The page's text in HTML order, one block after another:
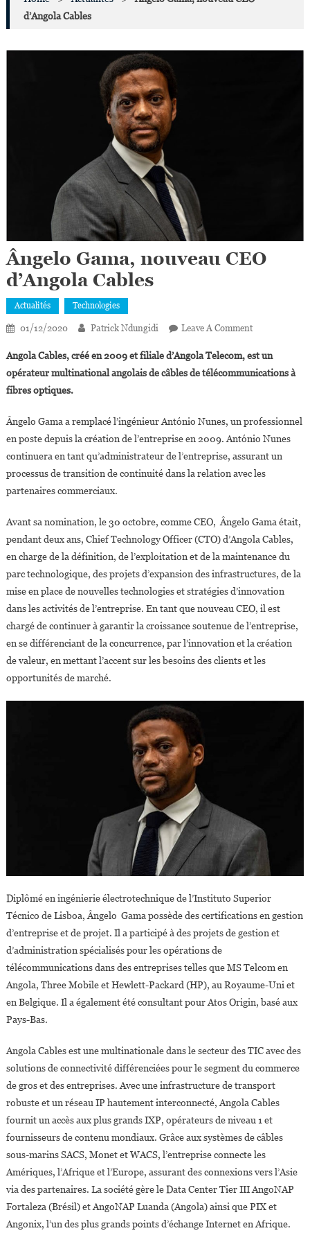
d’Angola Cables
Ângelo Gama, nouveau CEO
d’Angola Cables
Actualités Technologies
01/12/2020 Patrick Ndungidi Leave A CommentOn
Gama,
Nouveau
Cables
Angola Cables, créé en 2009 et filiale d’Angola Telecom, est un
opérateur multinational angolais de câbles de télécommunications à
fibres optiques.
Ângelo Gama a remplacé l’ingénieur António Nunes, un professionnel
en poste depuis la création de l’entreprise en 2009. António Nunes
continuera en tant qu’administrateur de l’entreprise, assurant un
processus de transition de continuité dans la relation avec les
partenaires commerciaux.
Avant sa nomination, le 30 octobre, comme CEO, Ângelo Gama était,
pendant deux ans, Chief Technology Officer (CTO) d’Angola Cables,
en charge de la définition, de l’exploitation et de la maintenance du
parc technologique, des projets d’expansion des infrastructures, de la
mise en place de nouvelles technologies et stratégies d’innovation
dans les activités de l’entreprise. En tant que nouveau CEO, il est
chargé de continuer à garantir la croissance soutenue de l’entreprise,
en se différenciant de la concurrence, par l’innovation et la création
de valeur, en mettant l’accent sur les besoins des clients et les
opportunités de marché.
Diplômé en ingénierie électrotechnique de l’Instituto Superior
Técnico de Lisboa, Ângelo Gama possède des certifications en gestion
d’entreprise et de projet. Il a participé à des projets de gestion et
d’administration spécialisés pour les opérations de
télécommunications dans des entreprises telles que MS Telcom en
Angola, Three Mobile et Hewlett-Packard (HP), au Royaume-Uni et
en Belgique. Il a également été consultant pour Atos Origin, basé aux
Pays-Bas.
Angola Cables est une multinationale dans le secteur des TIC avec des
solutions de connectivité différenciées pour le segment du commerce
de gros et des entreprises. Avec une infrastructure de transport
robuste et un réseau IP hautement interconnecté, Angola Cables
fournit un accès aux plus grands IXP, opérateurs de niveau 1 et
fournisseurs de contenu mondiaux. Grâce aux systèmes de câbles
sous-marins SACS, Monet et WACS, l’entreprise connecte les
Amériques, l’Afrique et l’Europe, assurant des connexions vers l’Asie
via des partenaires. La société gère le Data Center Tier III AngoNAP
Fortaleza (Brésil) et AngoNAP Luanda (Angola) ainsi que PIX et
Angonix, l’un des plus grands points d’échange Internet en Afrique.